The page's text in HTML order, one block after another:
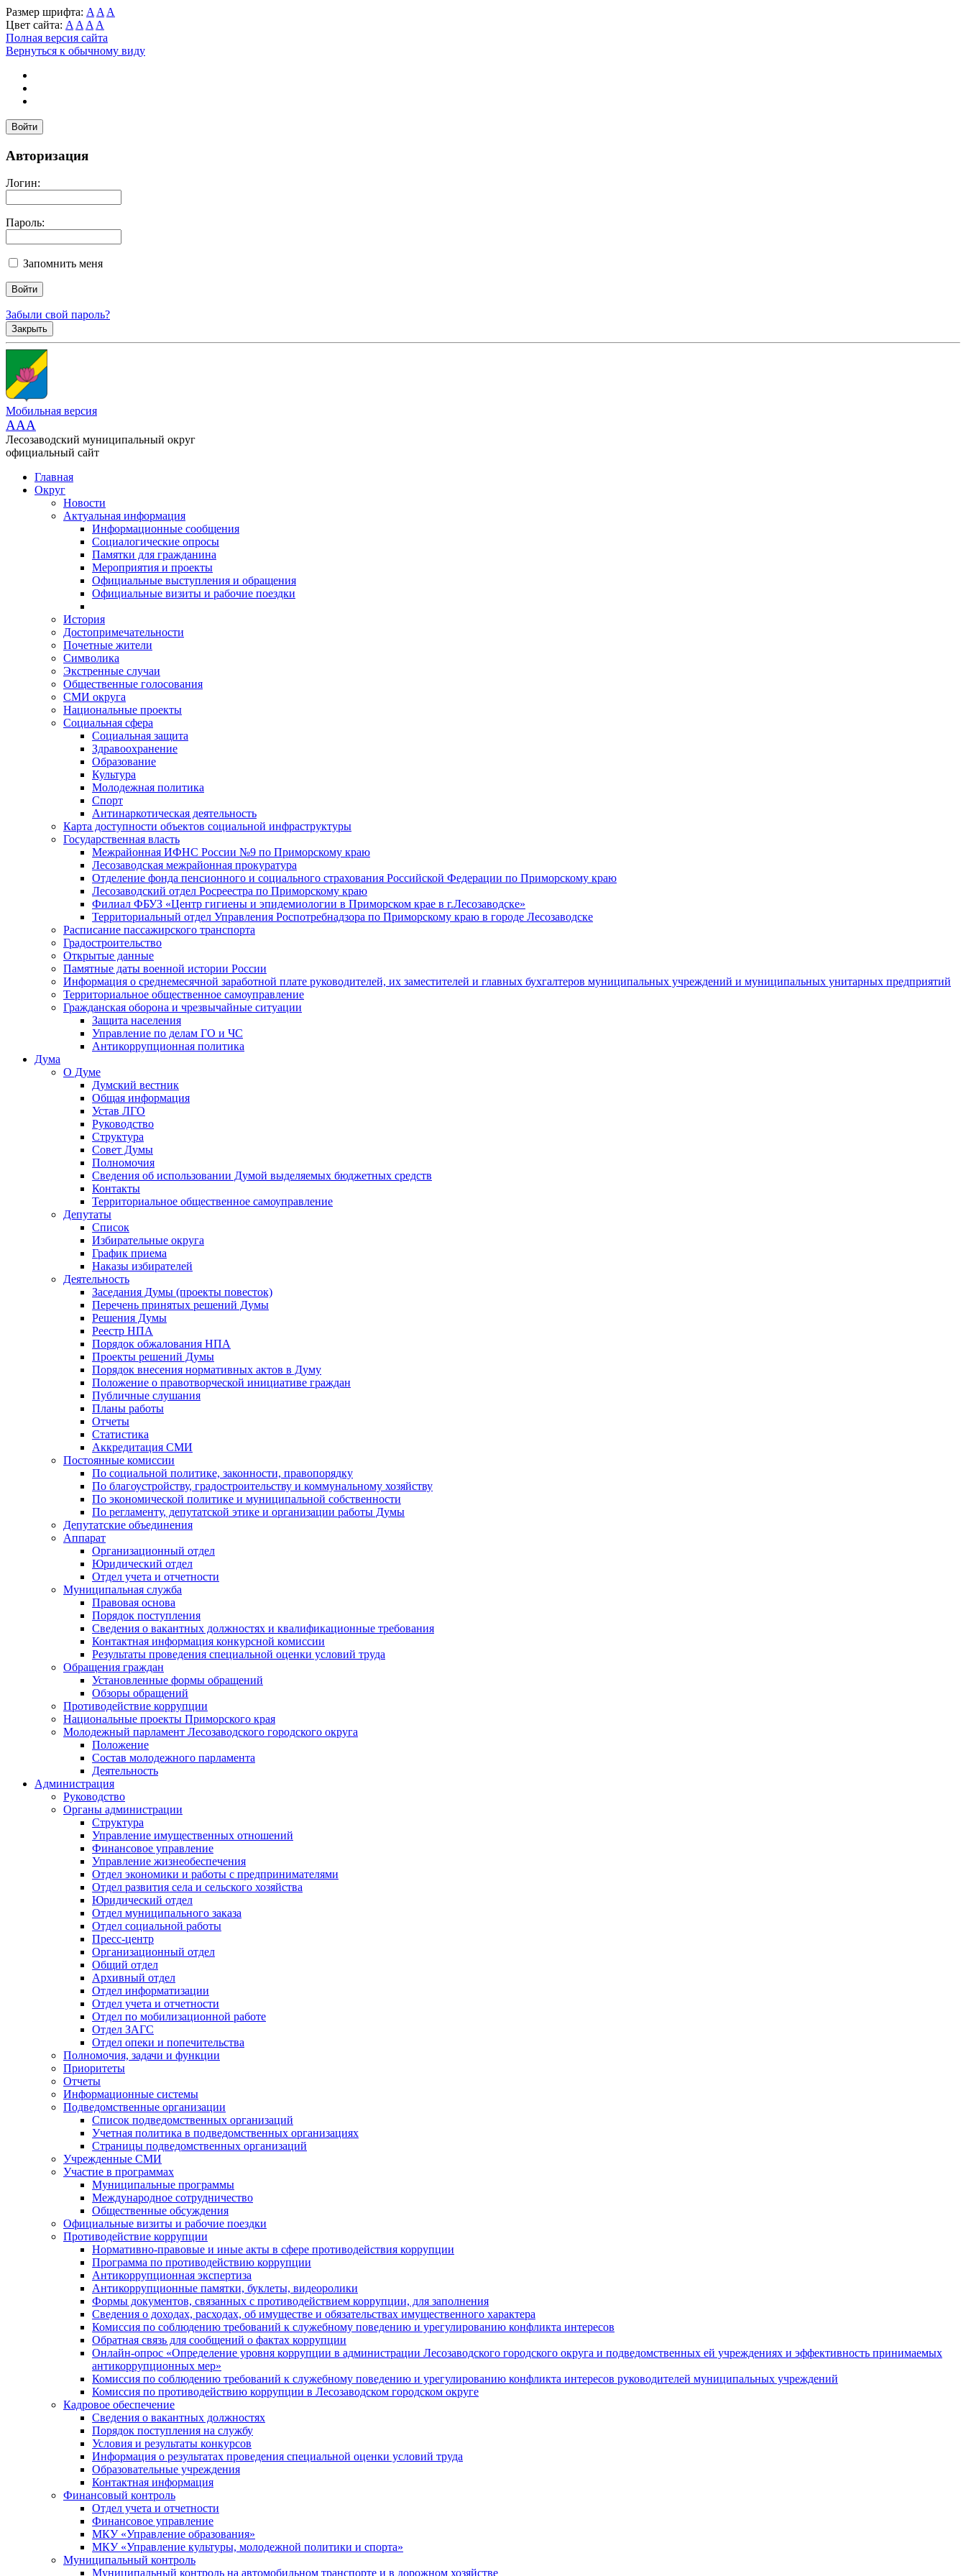
Размер шрифта: A A A
Цвет сайта: A A A A
Полная версия сайта
Вернуться к обычному виду
Войти
Авторизация
Логин:
Пароль:
Запомнить меня
Забыли свой пароль?
Закрыть
Мобильная версия
AAA
Лесозаводский муниципальный округ
официальный сайт
Главная
Округ
Новости
Актуальная информация
Информационные сообщения
Социалогические опросы
Памятки для гражданина
Мероприятия и проекты
Официальные выступления и обращения
Официальные визиты и рабочие поездки
История
Достопримечательности
Почетные жители
Символика
Экстренные случаи
Общественные голосования
СМИ округа
Национальные проекты
Социальная сфера
Социальная защита
Здравоохранение
Образование
Культура
Молодежная политика
Спорт
Антинаркотическая деятельность
Карта доступности объектов социальной инфраструктуры
Государственная власть
Межрайонная ИФНС России №9 по Приморскому краю
Лесозаводская межрайонная прокуратура
Отделение фонда пенсионного и социального страхования Российской Федерации по Приморскому краю
Лесозаводский отдел Росреестра по Приморскому краю
Филиал ФБУЗ «Центр гигиены и эпидемиологии в Приморском крае в г.Лесозаводске»
Территориальный отдел Управления Роспотребнадзора по Приморскому краю в городе Лесозаводске
Расписание пассажирского транспорта
Градостроительство
Открытые данные
Памятные даты военной истории России
Информация о среднемесячной заработной плате руководителей, их заместителей и главных бухгалтеров муниципальных учреждений и муниципальных унитарных предприятий
Территориальное общественное самоуправление
Гражданская оборона и чрезвычайные ситуации
Защита населения
Управление по делам ГО и ЧС
Антикоррупционная политика
Дума
О Думе
Думский вестник
Общая информация
Устав ЛГО
Руководство
Структура
Совет Думы
Полномочия
Сведения об использовании Думой выделяемых бюджетных средств
Контакты
Территориальное общественное самоуправление
Депутаты
Список
Избирательные округа
График приема
Наказы избирателей
Деятельность
Заседания Думы (проекты повесток)
Перечень принятых решений Думы
Решения Думы
Реестр НПА
Порядок обжалования НПА
Проекты решений Думы
Порядок внесения нормативных актов в Думу
Положение о правотворческой инициативе граждан
Публичные слушания
Планы работы
Отчеты
Статистика
Аккредитация СМИ
Постоянные комиссии
По социальной политике, законности, правопорядку
По благоустройству, градостроительству и коммунальному хозяйству
По экономической политике и муниципальной собственности
По регламенту, депутатской этике и организации работы Думы
Депутатские объединения
Аппарат
Организационный отдел
Юридический отдел
Отдел учета и отчетности
Муниципальная служба
Правовая основа
Порядок поступления
Сведения о вакантных должностях и квалификационные требования
Контактная информация конкурсной комиссии
Результаты проведения специальной оценки условий труда
Обращения граждан
Установленные формы обращений
Обзоры обращений
Противодействие коррупции
Национальные проекты Приморского края
Молодежный парламент Лесозаводского городского округа
Положение
Состав молодежного парламента
Деятельность
Администрация
Руководство
Органы администрации
Структура
Управление имущественных отношений
Финансовое управление
Управление жизнеобеспечения
Отдел экономики и работы с предпринимателями
Отдел развития села и сельского хозяйства
Юридический отдел
Отдел муниципального заказа
Отдел социальной работы
Пресс-центр
Организационный отдел
Общий отдел
Архивный отдел
Отдел информатизации
Отдел учета и отчетности
Отдел по мобилизационной работе
Отдел ЗАГС
Отдел опеки и попечительства
Полномочия, задачи и функции
Приоритеты
Отчеты
Информационные системы
Подведомственные организации
Список подведомственных организаций
Учетная политика в подведомственных организациях
Страницы подведомственных организаций
Учрежденные СМИ
Участие в программах
Муниципальные программы
Международное сотрудничество
Общественные обсуждения
Официальные визиты и рабочие поездки
Противодействие коррупции
Нормативно-правовые и иные акты в сфере противодействия коррупции
Программа по противодействию коррупции
Антикоррупционная экспертиза
Антикоррупционные памятки, буклеты, видеоролики
Формы документов, связанных с противодействием коррупции, для заполнения
Сведения о доходах, расходах, об имуществе и обязательствах имущественного характера
Комиссия по соблюдению требований к служебному поведению и урегулированию конфликта интересов
Обратная связь для сообщений о фактах коррупции
Онлайн-опрос «Определение уровня коррупции в администрации Лесозаводского городского округа и подведомственных ей учреждениях и эффективность принимаемых
антикоррупционных мер»
Комиссия по соблюдению требований к служебному поведению и урегулированию конфликта интересов руководителей муниципальных учреждений
Комиссия по противодействию коррупции в Лесозаводском городском округе
Кадровое обеспечение
Сведения о вакантных должностях
Порядок поступления на службу
Условия и результаты конкурсов
Информация о результатах проведения специальной оценки условий труда
Образовательные учреждения
Контактная информация
Финансовый контроль
Отдел учета и отчетности
Финансовое управление
МКУ «Управление образования»
МКУ «Управление культуры, молодежной политики и спорта»
Муниципальный контроль
Муниципальный контроль на автомобильном транспорте и в дорожном хозяйстве